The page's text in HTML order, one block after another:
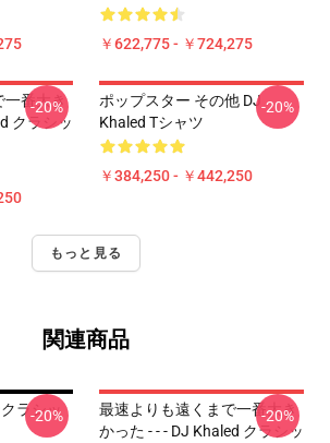
￥622,775 - ￥724,275
一番大き
クラシッ
-20%
ポップスター その他 DJ
Khaled Tシャツ
￥384,250 - ￥442,250
-20%
もっと見る
関連商品
ラシッ
-20%
最速よりも遠くまで一番大き
かった - - - DJ Khaled クラシッ
-20%